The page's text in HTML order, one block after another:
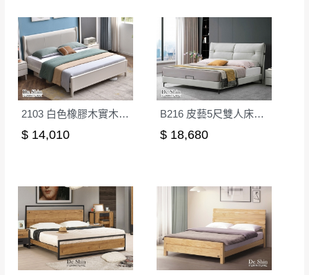
2103 白色橡膠木實木5尺雙人床│床架
$ 14,010
B216 皮藝5尺雙人床│床架
$ 18,680